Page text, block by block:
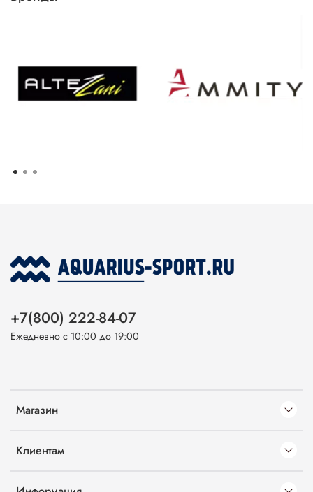
Магазин
Клиентам
+7(800) 222-84-07
Ежедневно с 10:00 до 19:00